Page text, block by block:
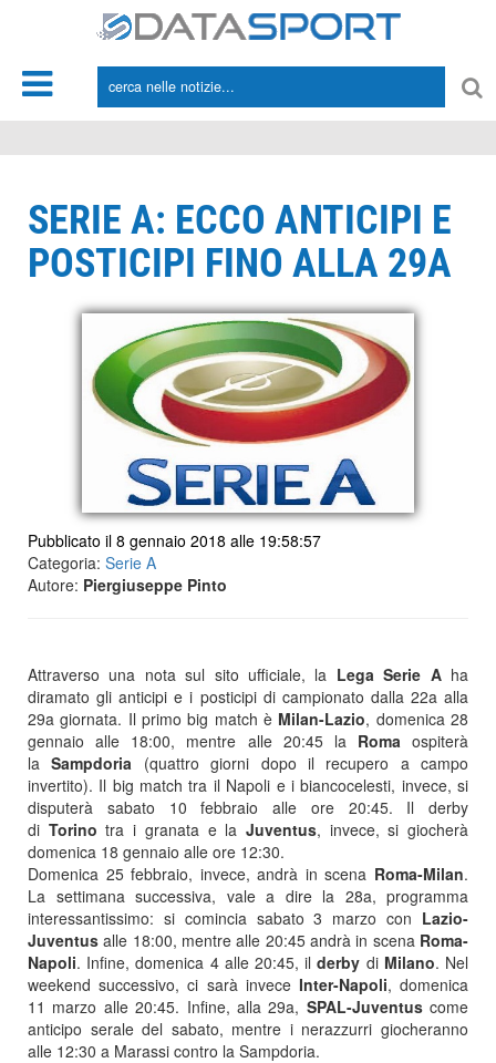
SERIE A: ECCO ANTICIPI E
POSTICIPI FINO ALLA 29A
Pubblicato il 8 gennaio 2018 alle 19:58:57
Categoria: Serie A
Autore: Piergiuseppe Pinto
Attraverso una nota sul sito ufficiale, la Lega Serie Aha
diramato gli anticipi e i posticipi di campionato dalla 22a alla
29a giornata. Il primo big match è Milan-Lazio, domenica 28
gennaio alle 18:00, mentre alle 20:45 la Roma ospiterà
laSampdoria (quattro giorni dopo il recupero a campo
invertito). Il big match tra il Napoli e i biancocelesti, invece, si
disputerà sabato 10 febbraio alle ore 20:45. Il derby
di Torinotra i granata e la Juventus, invece, si giocherà
domenica 18 gennaio alle ore 12:30.
Domenica 25 febbraio, invece, andrà in scena Roma-Milan.
La settimana successiva, vale a dire la 28a, programma
interessantissimo: si comincia sabato 3 marzo con Lazio-
Juventus alle 18:00, mentre alle 20:45 andrà in scena Roma-
Napoli. Infine, domenica 4 alle 20:45, ilderby di Milano. Nel
weekend successivo, ci sarà inveceInter-Napoli, domenica
11 marzo alle 20:45. Infine, alla 29a, SPAL-Juventuscome
anticipo serale del sabato, mentre i nerazzurri giocheranno
alle 12:30 a Marassi contro la Sampdoria.